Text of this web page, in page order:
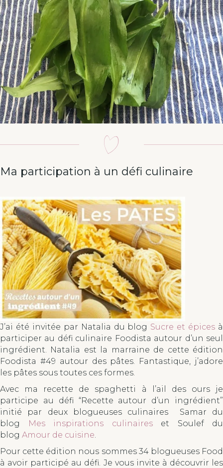
Ma participation à un défi culinaire
J’ai été invitée par Natalia du blog Sucre et épices à
participer au défi culinaire Foodista autour d’un seul
ingrédient. Natalia est la marraine de cette édition
Foodista #49 autour des pâtes. Fantastique, j’adore
les pâtes sous toutes ces formes.
Avec ma recette de spaghetti à l’ail des ours je
participe au défi “Recette autour d’un ingrédient”
initié par deux blogueuses culinaires Samar du
blog
Mes inspirations culinaireset Soulef du
blog Amour de cuisine.
Pour cette édition nous sommes 34 blogueuses Food
à avoir participé au défi. Je vous invite à découvrir les